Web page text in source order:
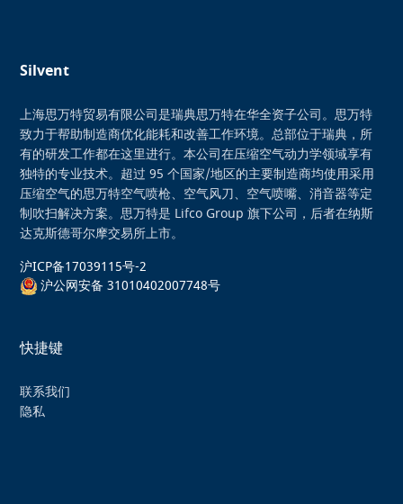
Silvent
上海思万特贸易有限公司是瑞典思万特在华全资子公司。思万特
致力于帮助制造商优化能耗和改善工作环境。总部位于瑞典，所
有的研发工作都在这里进行。本公司在压缩空气动力学领域享有
独特的专业技术。超过 95 个国家/地区的主要制造商均使用采用
压缩空气的思万特空气喷枪、空气风刀、空气喷嘴、消音器等定
制吹扫解决方案。思万特是 Lifco Group 旗下公司，后者在纳斯
达克斯德哥尔摩交易所上市。
沪ICP备17039115号-2
沪公网安备 31010402007748号
快捷键
联系我们
隐私